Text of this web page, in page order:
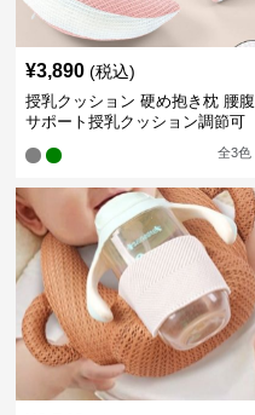
¥3,890 (税込)
授乳クッション 硬め抱き枕 腰腹
サポート授乳クッション調節可
全3色